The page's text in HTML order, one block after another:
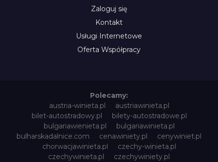
Zaloguj się
Kontakt
Usługi Internetowe
Oferta Współpracy
Polecamy:
austria-winieta.pl
austriawinieta.pl
bilet-autostradowy.pl
bilety-autostradowe.pl
bulgariawienieta.pl
bulgariawinieta.pl
bulharskadalnice.com
cenawiniety.pl
cenywiniet.pl
chorwacjawinieta.pl
czechy-winieta.pl
czechywinieta.pl
czechywiniety.pl